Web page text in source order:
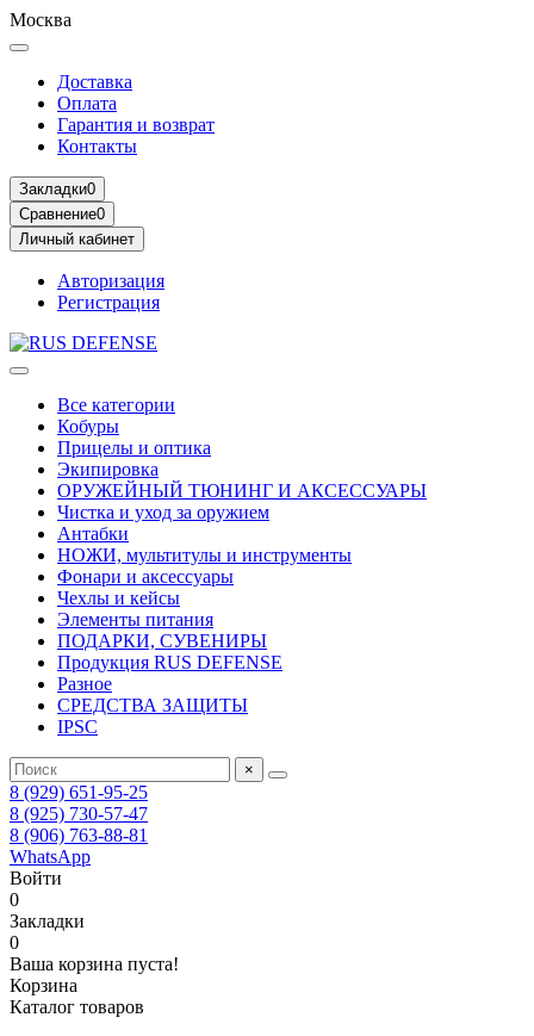
Москва
Доставка
Оплата
Гарантия и возврат
Контакты
Закладки0
Сравнение0
Личный кабинет
Авторизация
Регистрация
Все категории
Кобуры
Прицелы и оптика
Экипировка
ОРУЖЕЙНЫЙ ТЮНИНГ И АКСЕССУАРЫ
Чистка и уход за оружием
Антабки
НОЖИ, мультитулы и инструменты
Фонари и аксессуары
Чехлы и кейсы
Элементы питания
ПОДАРКИ, СУВЕНИРЫ
Продукция RUS DEFENSE
Разное
СРЕДСТВА ЗАЩИТЫ
IPSC
×
8 (929) 651-95-25
8 (925) 730-57-47
8 (906) 763-88-81
WhatsApp
Войти
0
Закладки
0
Ваша корзина пуста!
Корзина
Каталог товаров